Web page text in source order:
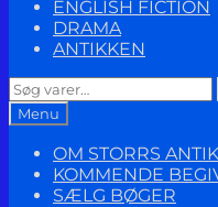
ENGLISH FICTION
DRAMA
ANTIKKEN
Søg
efter:
Menu
OM STORRS
KOMMENDE
SÆLG BØGER